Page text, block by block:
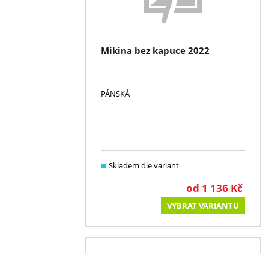
Mikina bez kapuce 2022
PÁNSKÁ
Skladem dle variant
od 1 136 Kč
VYBRAT VARIANTU